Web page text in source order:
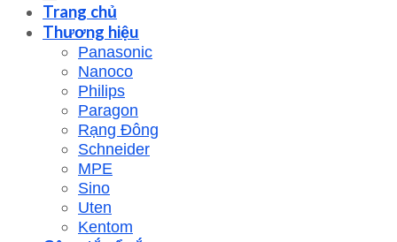
Trang chủ
Thương hiệu
Panasonic
Nanoco
Philips
Paragon
Rạng Đông
Schneider
MPE
Sino
Uten
Kentom